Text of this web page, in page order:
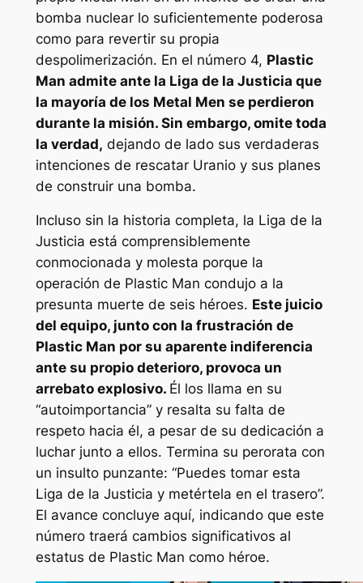
bomba nuclear lo suficientemente poderosa
como para revertir su propia
despolimerización. En el número 4, Plastic
Man admite ante la Liga de la Justicia que
la mayoría de los Metal Men se perdieron
durante la misión. Sin embargo, omite toda
la verdad, dejando de lado sus verdaderas
intenciones de rescatar Uranio y sus planes
de construir una bomba.
Incluso sin la historia completa, la Liga de la
Justicia está comprensiblemente
conmocionada y molesta porque la
operación de Plastic Man condujo a la
presunta muerte de seis héroes. Este juicio
del equipo, junto con la frustración de
Plastic Man por su aparente indiferencia
ante su propio deterioro, provoca un
arrebato explosivo. Él los llama en su
“autoimportancia” y resalta su falta de
respeto hacia él, a pesar de su dedicación a
luchar junto a ellos. Termina su perorata con
un insulto punzante: “Puedes tomar esta
Liga de la Justicia y metértela en el trasero”.
El avance concluye aquí, indicando que este
número traerá cambios significativos al
estatus de Plastic Man como héroe.